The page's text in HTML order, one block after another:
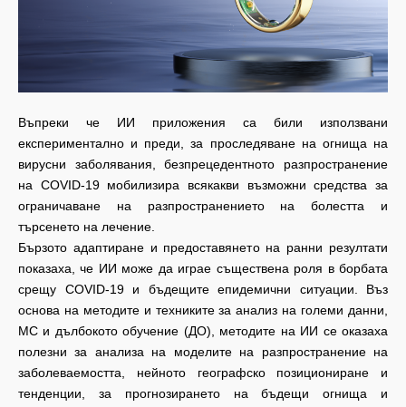
Въпреки че ИИ приложения са били използвани
експериментално и преди, за проследяване на огнища на
вирусни заболявания, безпрецедентното разпространение
на COVID-19 мобилизира всякакви възможни средства за
ограничаване на разпространението на болестта и
търсенето на лечение.
Бързото адаптиране и предоставянето на ранни резултати
показаха, че ИИ може да играе съществена роля в борбата
срещу COVID-19 и бъдещите епидемични ситуации. Въз
основа на методите и техниките за анализ на големи данни,
МС и дълбокото обучение (ДО), методите на ИИ се оказаха
полезни за анализа на моделите на разпространение на
заболеваемостта, нейното географско позициониране и
тенденции, за прогнозирането на бъдещи огнища и